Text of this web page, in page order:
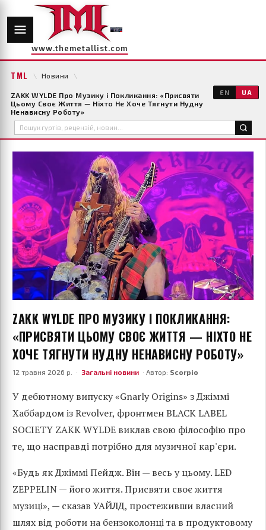
www.themetallist.com
TML \ Новини \
ZAKK WYLDE Про Музику і Покликання: «Присвяти
Цьому Своє Життя — Ніхто Не Хоче Тягнути Нудну
Ненависну Роботу»
EN UA
ZAKK WYLDE ПРО МУЗИКУ І ПОКЛИКАННЯ:
«ПРИСВЯТИ ЦЬОМУ СВОЄ ЖИТТЯ — НІХТО НЕ
ХОЧЕ ТЯГНУТИ НУДНУ НЕНАВИСНУ РОБОТУ»
12 травня 2026 р. · Загальні новини · Автор: Scorpio
У дебютному випуску «Gnarly Origins» з Джіммі
Хаббардом із Revolver, фронтмен BLACK LABEL
SOCIETY ZAKK WYLDE виклав свою філософію про
те, що насправді потрібно для музичної кар'єри.
«Будь як Джіммі Пейдж. Він — весь у цьому. LED
ZEPPELIN — його життя. Присвяти своє життя
музиці», — сказав УАЙЛД, простеживши власний
шлях від роботи на бензоколонці та в продуктовому